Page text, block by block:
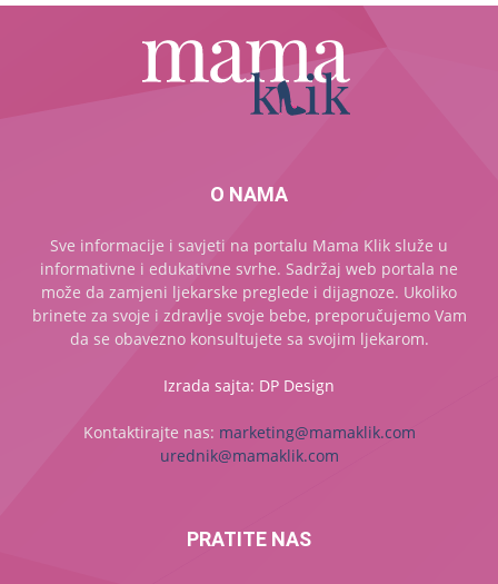
O NAMA
Sve informacije i savjeti na portalu Mama Klik služe u
informativne i edukativne svrhe. Sadržaj web portala ne
može da zamjeni ljekarske preglede i dijagnoze. Ukoliko
brinete za svoje i zdravlje svoje bebe, preporučujemo Vam
da se obavezno konsultujete sa svojim ljekarom.
Izrada sajta: DP Design
Kontaktirajte nas: marketing@mamaklik.com
urednik@mamaklik.com
PRATITE NAS